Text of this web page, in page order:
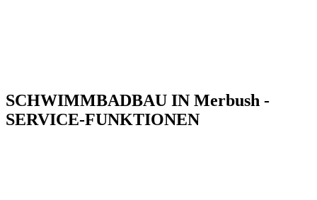
SCHWIMMBADBAU IN Merbush -
SERVICE-FUNKTIONEN